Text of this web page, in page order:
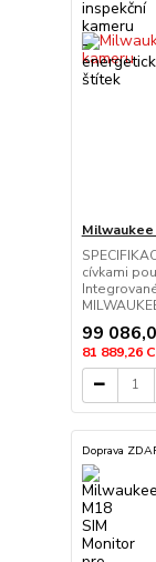
cívkami
99
81 889,26
Doprava